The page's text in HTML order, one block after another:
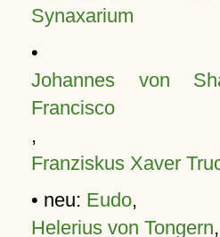
Synaxarium
•
Johannes von
Francisco
,
Franziskus Xaver
• neu: Eudo,
Helerius von Tongern,